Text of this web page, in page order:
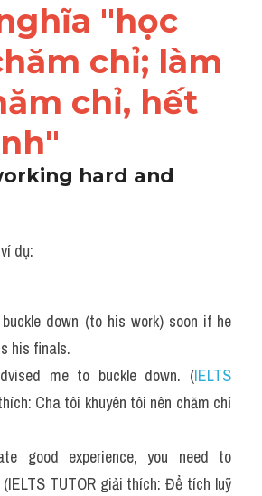
2
"học
chỉ; làm
chỉ, hết
hard and
dụ:
down (to his work) soon if he
his finals.
me to buckle down. (IELTS
Cha tôi khuyên tôi nên chăm chỉ
good experience, you need to
TUTOR giải thích: Để tích luỹ